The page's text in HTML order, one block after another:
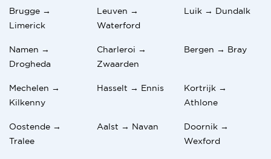
Brugge →
Limerick
Leuven →
Waterford
Luik → Dundalk
Namen →
Drogheda
Charleroi →
Zwaarden
Bergen → Bray
Mechelen →
Kilkenny
Hasselt → Ennis
Kortrijk →
Athlone
Oostende →
Tralee
Aalst → Navan
Doornik →
Wexford